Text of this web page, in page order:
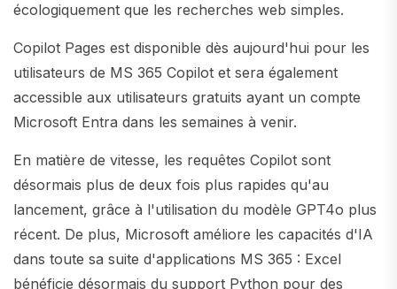
écologiquement que les recherches web simples.
Copilot Pages est disponible dès aujourd'hui pour les
utilisateurs de MS 365 Copilot et sera également
accessible aux utilisateurs gratuits ayant un compte
Microsoft Entra dans les semaines à venir.
En matière de vitesse, les requêtes Copilot sont
désormais plus de deux fois plus rapides qu'au
lancement, grâce à l'utilisation du modèle GPT4o plus
récent. De plus, Microsoft améliore les capacités d'IA
dans toute sa suite d'applications MS 365 : Excel
bénéficie désormais du support Python pour des